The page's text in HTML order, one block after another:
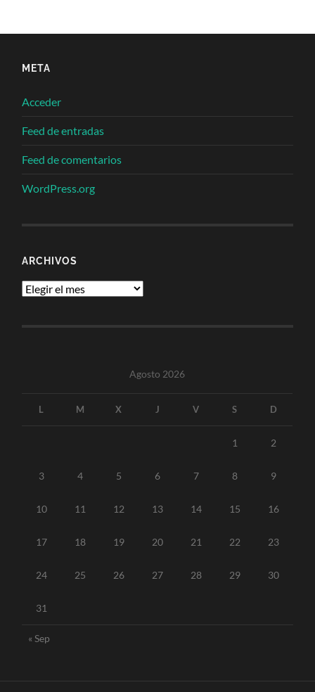
META
Acceder
Feed de entradas
Feed de comentarios
WordPress.org
ARCHIVOS
Archivos
Agosto 2026
L M X J V S D
1 2
3 4 5 6 7 8 9
10 11 12 13 14 15 16
17 18 19 20 21 22 23
24 25 26 27 28 29 30
31
« Sep